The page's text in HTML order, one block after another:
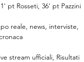
pt Rosseti, 36' pt Pazzini
reale, news, interviste,
stream ufficiali, Risultati